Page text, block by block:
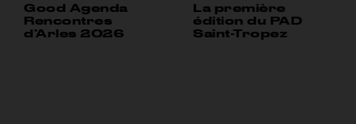
Good Agenda
Rencontres
d’Arles 2026
La première
édition du PAD
Saint-Tropez